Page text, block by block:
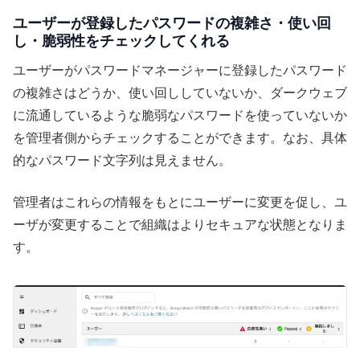
ユーザーが登録したパスワードの複雑さ・使い回
し・脆弱性をチェックしてくれる
ユーザーがパスワードマネージャーに登録したパスワード
の複雑さはどうか、使い回ししていないか、ダークウェブ
に流通しているような脆弱なパスワードを使っていないか
を管理者側からチェックすることができます。なお、具体
的なパスワード文字列は見えません。
管理者はこれらの情報をもとにユーザーに変更を促し、ユ
ーザが変更することで組織はよりセキュアな状態となりま
す。